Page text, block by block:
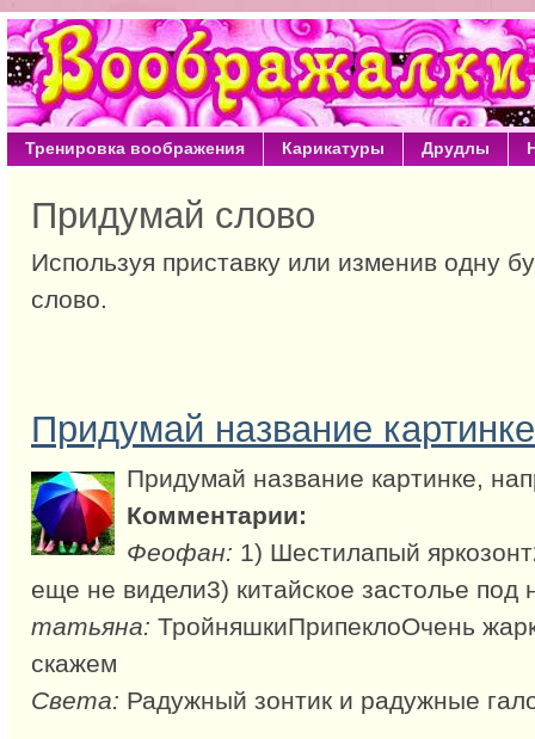
Тренировка воображения Карикатуры Друдлы
Придумай слово
Используя приставку или изменив одну
слово.
Придумай название картинке
Придумай название картинке,
Комментарии:
Феофан: 1) Шестилапый
еще не видели3) китайское застолье под
татьяна: ТройняшкиПрипеклоОчень
скажем
Света: Радужный зонтик и радужные